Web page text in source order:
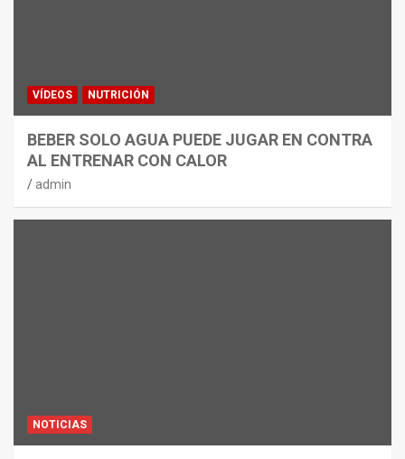
VÍDEOS NUTRICIÓN
BEBER SOLO AGUA PUEDE JUGAR EN CONTRA
AL ENTRENAR CON CALOR
admin
NOTICIAS